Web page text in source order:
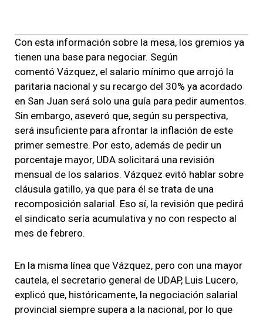
Con esta información sobre la mesa, los gremios ya
tienen una base para negociar. Según
comentó Vázquez, el salario mínimo que arrojó la
paritaria nacional y su recargo del 30% ya acordado
en San Juan será solo una guía para pedir aumentos.
Sin embargo, aseveró que, según su perspectiva,
será insuficiente para afrontar la inflación de este
primer semestre. Por esto, además de pedir un
porcentaje mayor, UDA solicitará una revisión
mensual de los salarios. Vázquez evitó hablar sobre
cláusula gatillo, ya que para él se trata de una
recomposición salarial. Eso sí, la revisión que pedirá
el sindicato sería acumulativa y no con respecto al
mes de febrero.
En la misma línea que Vázquez, pero con una mayor
cautela, el secretario general de UDAP, Luis Lucero,
explicó que, históricamente, la negociación salarial
provincial siempre supera a la nacional, por lo que